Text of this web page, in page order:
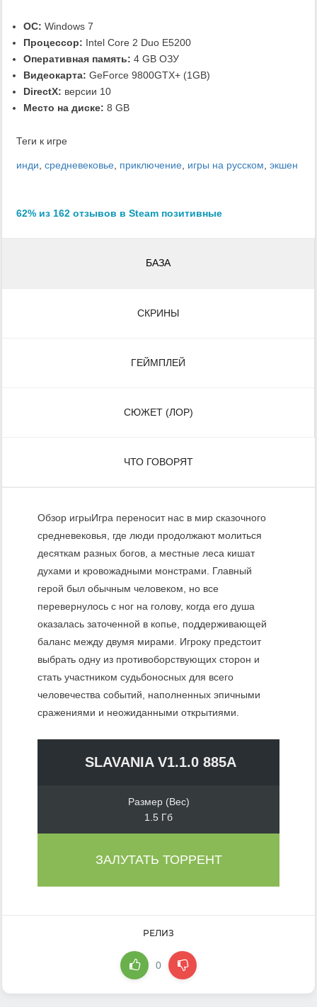
ОС: Windows 7
Процессор: Intel Core 2 Duo E5200
Оперативная память: 4 GB ОЗУ
Видеокарта: GeForce 9800GTX+ (1GB)
DirectX: версии 10
Место на диске: 8 GB
Теги к игре
инди, средневековье, приключение, игры на русском, экшен
62% из 162 отзывов в Steam позитивные
БАЗА
СКРИНЫ
ГЕЙМПЛЕЙ
СЮЖЕТ (ЛОР)
ЧТО ГОВОРЯТ
Обзор игрыИгра переносит нас в мир сказочного
средневековья, где люди продолжают молиться
десяткам разных богов, а местные леса кишат
духами и кровожадными монстрами. Главный
герой был обычным человеком, но все
перевернулось с ног на голову, когда его душа
оказалась заточенной в копье, поддерживающей
баланс между двумя мирами. Игроку предстоит
выбрать одну из противоборствующих сторон и
стать участником судьбоносных для всего
человечества событий, наполненных эпичными
сражениями и неожиданными открытиями.
SLAVANIA V1.1.0 885A
Размер (Вес)
1.5 Гб
ЗАЛУТАТЬ ТОРРЕНТ
РЕЛИЗ
0